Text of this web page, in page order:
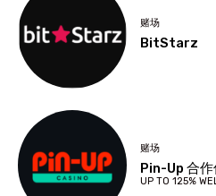
赌场
BitStarz
赌场
Pin-Up 合
UP TO 125%